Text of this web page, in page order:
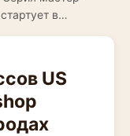
в…
US